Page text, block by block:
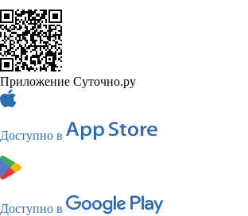
Приложение Суточно.ру
Доступно в
Доступно в